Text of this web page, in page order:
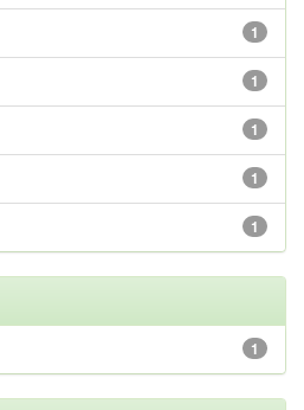
1
1
1
1
1
1